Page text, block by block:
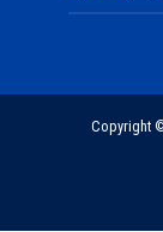
Copyright